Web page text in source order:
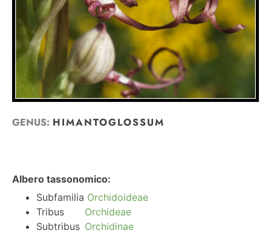
GENUS: HIMANTOGLOSSUM
Albero tassonomico:
Subfamilia Orchidoideae
Tribus
Orchideae
Subtribus Orchidinae